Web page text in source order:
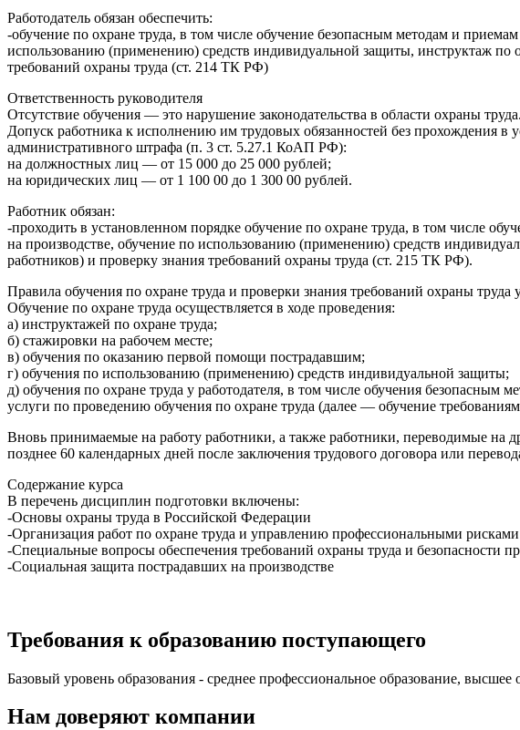
Работодатель обязан обеспечить:
-обучение по охране труда, в том числе обучение безопасным методам и
использованию (применению) средств индивидуальной защиты, инструктаж по
требований охраны труда (ст. 214 ТК РФ)
Ответственность руководителя
Отсутствие обучения — это нарушение законодательства в области охраны труда.
Допуск работника к исполнению им трудовых обязанностей без прохождения в
административного штрафа (п. 3 ст. 5.27.1 КоАП РФ):
на должностных лиц — от 15 000 до 25 000 рублей;
на юридических лиц — от 1 100 00 до 1 300 00 рублей.
Работник обязан:
-проходить в установленном порядке обучение по охране труда, в том числе
на производстве, обучение по использованию (применению) средств
работников) и проверку знания требований охраны труда (ст. 215 ТК РФ).
Правила обучения по охране труда и проверки знания требований охраны
Обучение по охране труда осуществляется в ходе проведения:
а) инструктажей по охране труда;
б) стажировки на рабочем месте;
в) обучения по оказанию первой помощи пострадавшим;
г) обучения по использованию (применению) средств индивидуальной защиты;
д) обучения по охране труда у работодателя, в том числе обучения
услуги по проведению обучения по охране труда (далее — обучение
Вновь принимаемые на работу работники, а также работники, переводимые на
позднее 60 календарных дней после заключения трудового договора или
Содержание курса
В перечень дисциплин подготовки включены:
-Основы охраны труда в Российской Федерации
-Организация работ по охране труда и управлению профессиональными рисками
-Специальные вопросы обеспечения требований охраны труда и безопасности
-Социальная защита пострадавших на производстве
Требования к образованию поступающего
Базовый уровень образования - среднее профессиональное образование, высшее
Нам доверяют компании